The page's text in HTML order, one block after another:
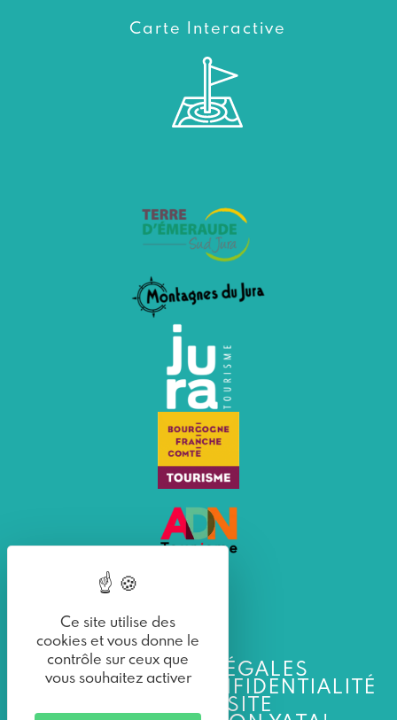
Carte Interactive
MENTIONS LÉGALES
POLITIQUE DE CONFIDENTIALITÉ
PLAN DU SITE
Ce site utilise des
cookies et vous donne le
contrôle sur ceux que
vous souhaitez activer